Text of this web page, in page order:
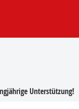
Unterstützung!